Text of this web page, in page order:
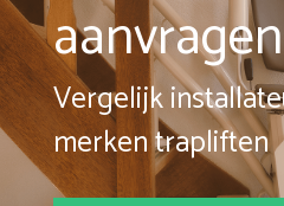
aanvragen
Vergelijk
merken trapliften